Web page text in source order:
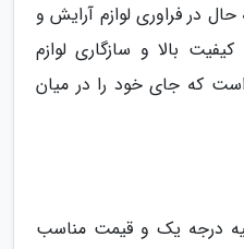
از سال 1968 تا به حال در فراوری لوازم آرایش و
بالا و سازگاری لوازم
که جای خود را در میان
درجه یک و قیمت مناسب